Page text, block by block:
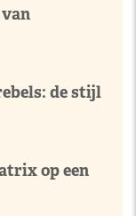
de stijl
op een